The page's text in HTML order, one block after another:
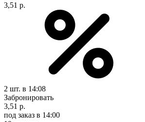
3,51 р.
2 шт. в 14:08
Забронировать
3,51 р.
под заказ в 14:00